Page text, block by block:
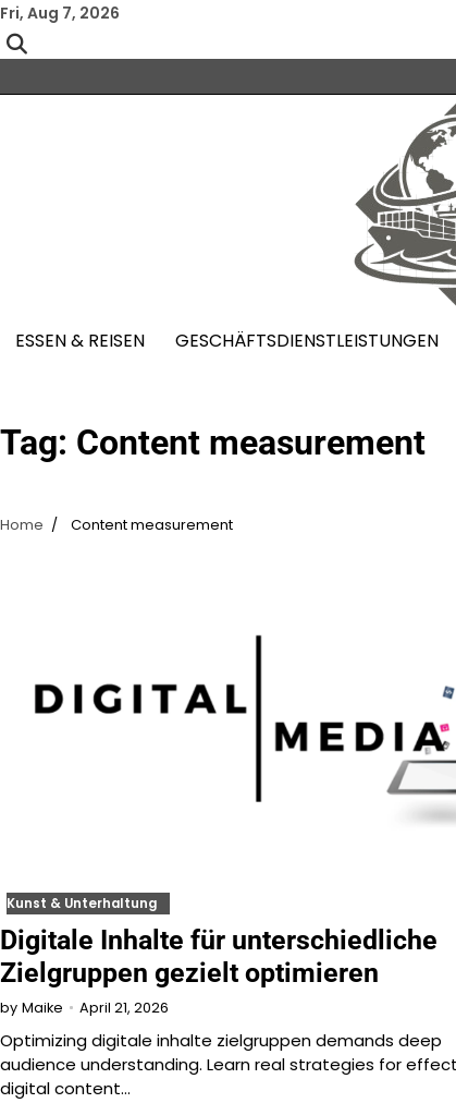
Skip
to
content
Fri, Aug 7, 2026
ESSEN & REISEN GESCHÄFTSDIENSTLEISTUNGEN
Tag: Content measurement
Home Content measurement
Kunst & Unterhaltung
Digitale Inhalte für unterschiedliche
Zielgruppen gezielt optimieren
by Maike April 21, 2026
Optimizing digitale inhalte zielgruppen demands deep
audience understanding. Learn real strategies for
digital content…